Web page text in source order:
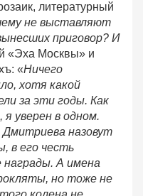
литературный
не выставляют
приговор? И
«Эха Москвы» и
«Ничего
хотя какой
за эти годы. Как
уверен в одном.
назовут
в его честь
награды. А имена
но тоже не